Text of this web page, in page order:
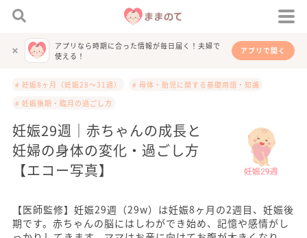
アプリなら時期に合った情報が毎日届く！夫婦で
使える！
アプリで開く
# 妊娠8ヶ月（妊娠28～31週）
# 母体・胎児に関する基礎用語・知識
# 妊娠後期・臨月の過ごし方
妊娠29週｜赤ちゃんの成長と
妊婦の身体の変化・過ごし方
【エコー写真】
【医師監修】妊娠29週（29w）は妊娠8ヶ月の2週目、妊娠後
期です。赤ちゃんの脳にはしわができ始め、記憶や感情がし